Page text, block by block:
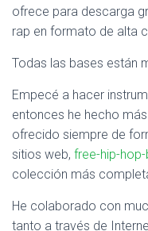
ofrece para descarga
rap en formato de alta
Todas las bases están
Empecé a hacer
entonces he hecho
ofrecido siempre de
sitios web, free-hip-
colección más
He colaborado con
tanto a través de